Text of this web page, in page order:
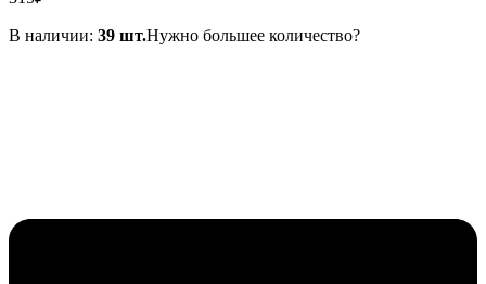
В наличии: 39 шт.Нужно большее количество?